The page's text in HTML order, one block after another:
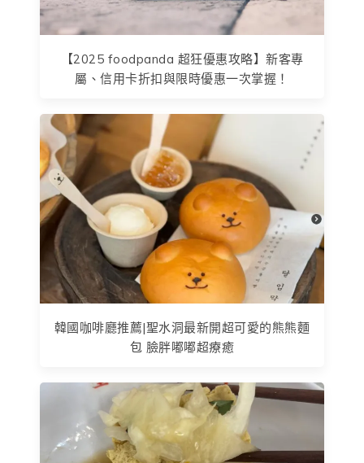
【2025 foodpanda 超狂優惠攻略】新客專
屬、信用卡折扣與限時優惠一次掌握！
韓國咖啡廳推薦|聖水洞最新開超可愛的熊熊麵
包 臉胖嘟嘟超療癒